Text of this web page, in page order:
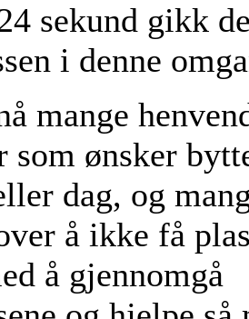
sekund gikk
i denne
mange
som ønsker
dag, og
å ikke få
å gjennomgå